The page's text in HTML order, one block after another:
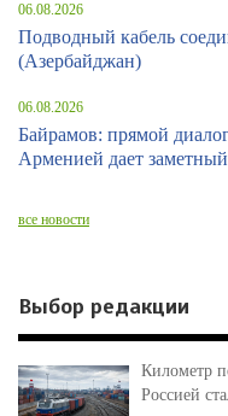
06.08.2026
Подводный кабель
(Азербайджан)
06.08.2026
Байрамов: прямой
Арменией дает заметный
все новости
Выбор редакции
Километр
Россией